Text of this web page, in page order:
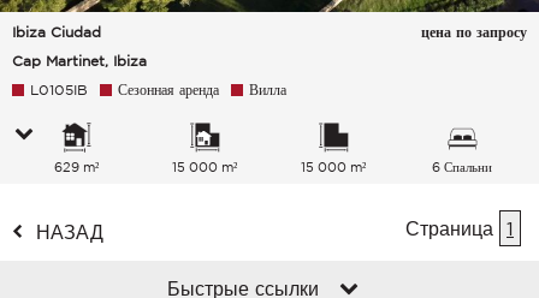
Ibiza Ciudad
Cap Martinet, Ibiza
цена по запросу
L0105IB Сезонная аренда Вилла
629 m² 15 000 m² 15 000 m² 6 Спальни
НАЗАД Страница 1
Быстрые ссылки